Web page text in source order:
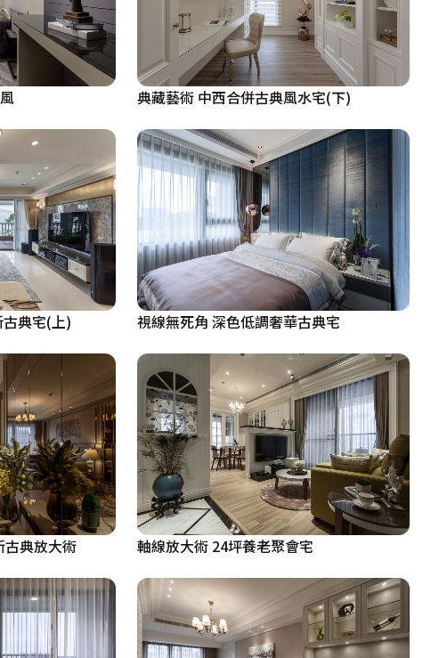
典藏藝術 中西合併古典風水宅(下)
典宅(上) 視線無死角 深色低調奢華古典宅
古典放大術 軸線放大術 24坪養老聚會宅